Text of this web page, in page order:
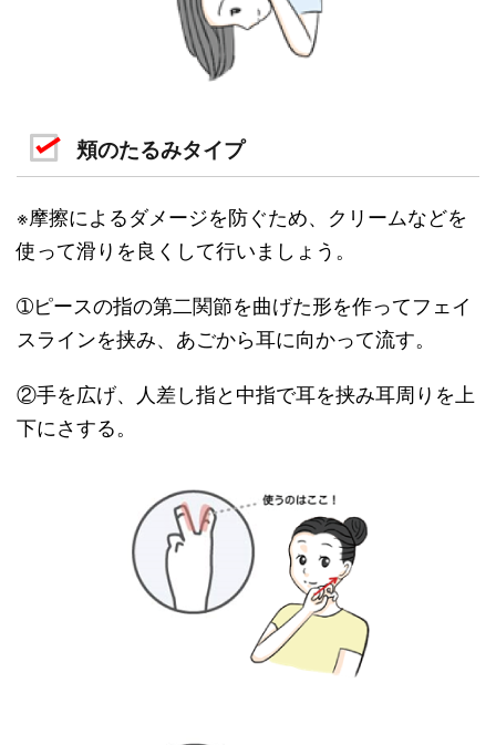
頬のたるみタイプ
※摩擦によるダメージを防ぐため、クリームなどを
使って滑りを良くして行いましょう。
➀ピースの指の第二関節を曲げた形を作ってフェイ
スラインを挟み、あごから耳に向かって流す。
②手を広げ、人差し指と中指で耳を挟み耳周りを上
下にさする。